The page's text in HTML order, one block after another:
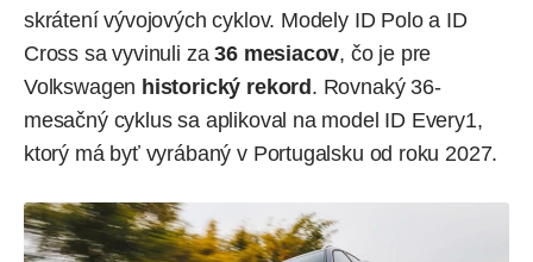
skrátení vývojových cyklov. Modely ID Polo a ID
Cross sa vyvinuli za36 mesiacov, čo je pre
Volkswagen historický rekord. Rovnaký 36-
mesačný cyklus sa aplikoval na model ID Every1,
ktorý má byť vyrábaný v Portugalsku od roku 2027.